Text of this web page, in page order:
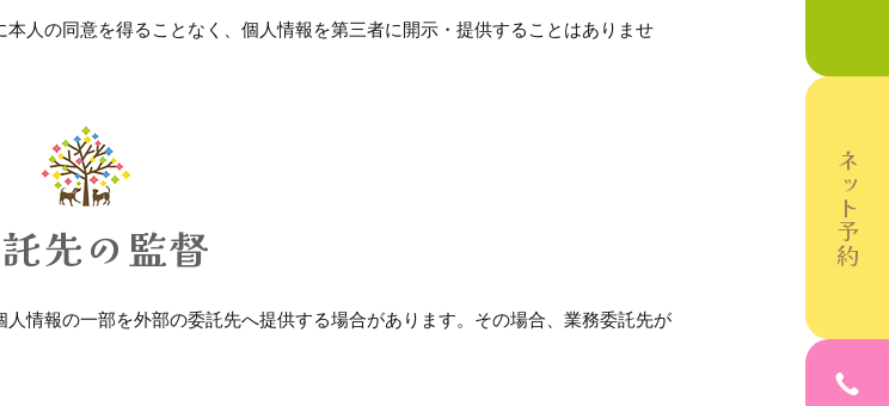
人の同意を得ることなく、個人情報を第三者に開示・提供することはありませ
先の監督
情報の一部を外部の委託先へ提供する場合があります。その場合、業務委託先が
ネット予約